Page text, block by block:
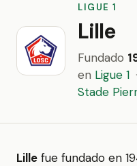
LIGUE 1
Lille
Fundado
en Ligue 1 ·
Stade
Lille fue fundado en